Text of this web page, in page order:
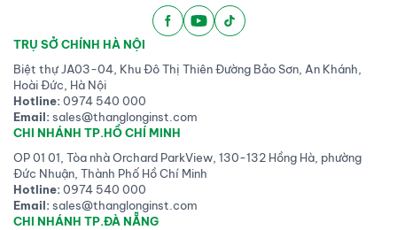
TRỤ SỞ CHÍNH HÀ NỘI
Biệt thự JA03-04, Khu Đô Thị Thiên Đường Bảo Sơn, An Khánh,
Hoài Đức, Hà Nội
Hotline:0974 540 000
Email:sales@thanglonginst.com
CHI NHÁNH TP.HỒ CHÍ MINH
OP 01 01, Tòa nhà Orchard ParkView, 130-132 Hồng Hà, phường
Đức Nhuận, Thành Phố Hồ Chí Minh
Hotline:0974 540 000
Email:sales@thanglonginst.com
CHI NHÁNH TP.ĐÀ NẴNG